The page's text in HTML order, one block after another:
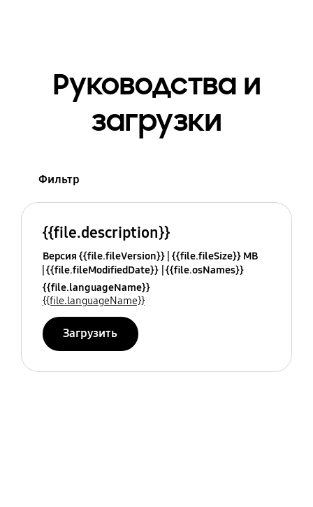
Руководства и
загрузки
Фильтр
{{file.description}}
Версия {{file.fileVersion}} {{file.fileSize}} MB
{{file.fileModifiedDate}} {{file.osNames}}
{{file.languageName}}
{{file.languageName}}
Загрузить